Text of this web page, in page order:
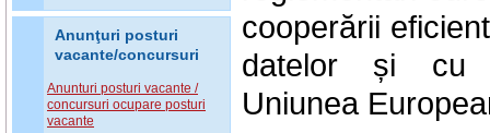
Anunţuri posturi
vacante/concursuri
Anunturi posturi vacante /
concursuri ocupare posturi
vacante
cooperării
datelor și cu
Uniunea.